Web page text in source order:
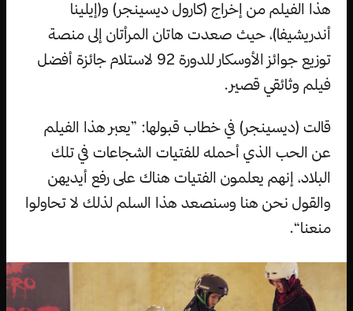
هذا الفيلم من إخراج (كارول ديسينجر) و(إيلينا
أندريشيفا)، حيث صعدت هاتان المرأتان إلى منصة
توزيع جوائز الأوسكار للدورة 92 لاستلام جائزة أفضل
فيلم وثائقي قصير.
قالت (ديسينجر) في خطاب قبولها: ”يعبر هذا الفيلم
عن الحب الذي أحمله للفتيات الشجاعات في تلك
البلاد، إنهم يعلمون الفتيات هناك على رفع أيديهن
والقول نحن هنا وسنصعد هذا السلم لذلك لا تحاولوا
منعنا“.